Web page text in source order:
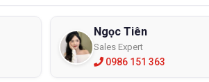
Ngọc Tiên
Sales Expert
0986 151 363